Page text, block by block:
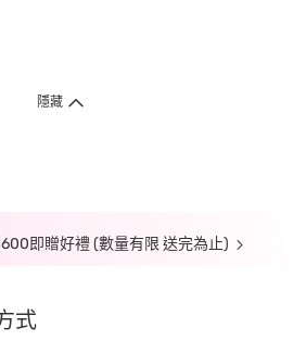
隱藏
即贈好禮 (數量有限 送完為止)
式